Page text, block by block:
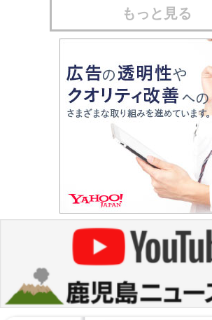
もっと見る